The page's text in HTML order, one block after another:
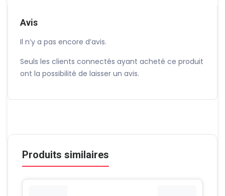
Avis
Il n’y a pas encore d’avis.
Seuls les clients connectés ayant acheté ce produit
ont la possibilité de laisser un avis.
Produits similaires